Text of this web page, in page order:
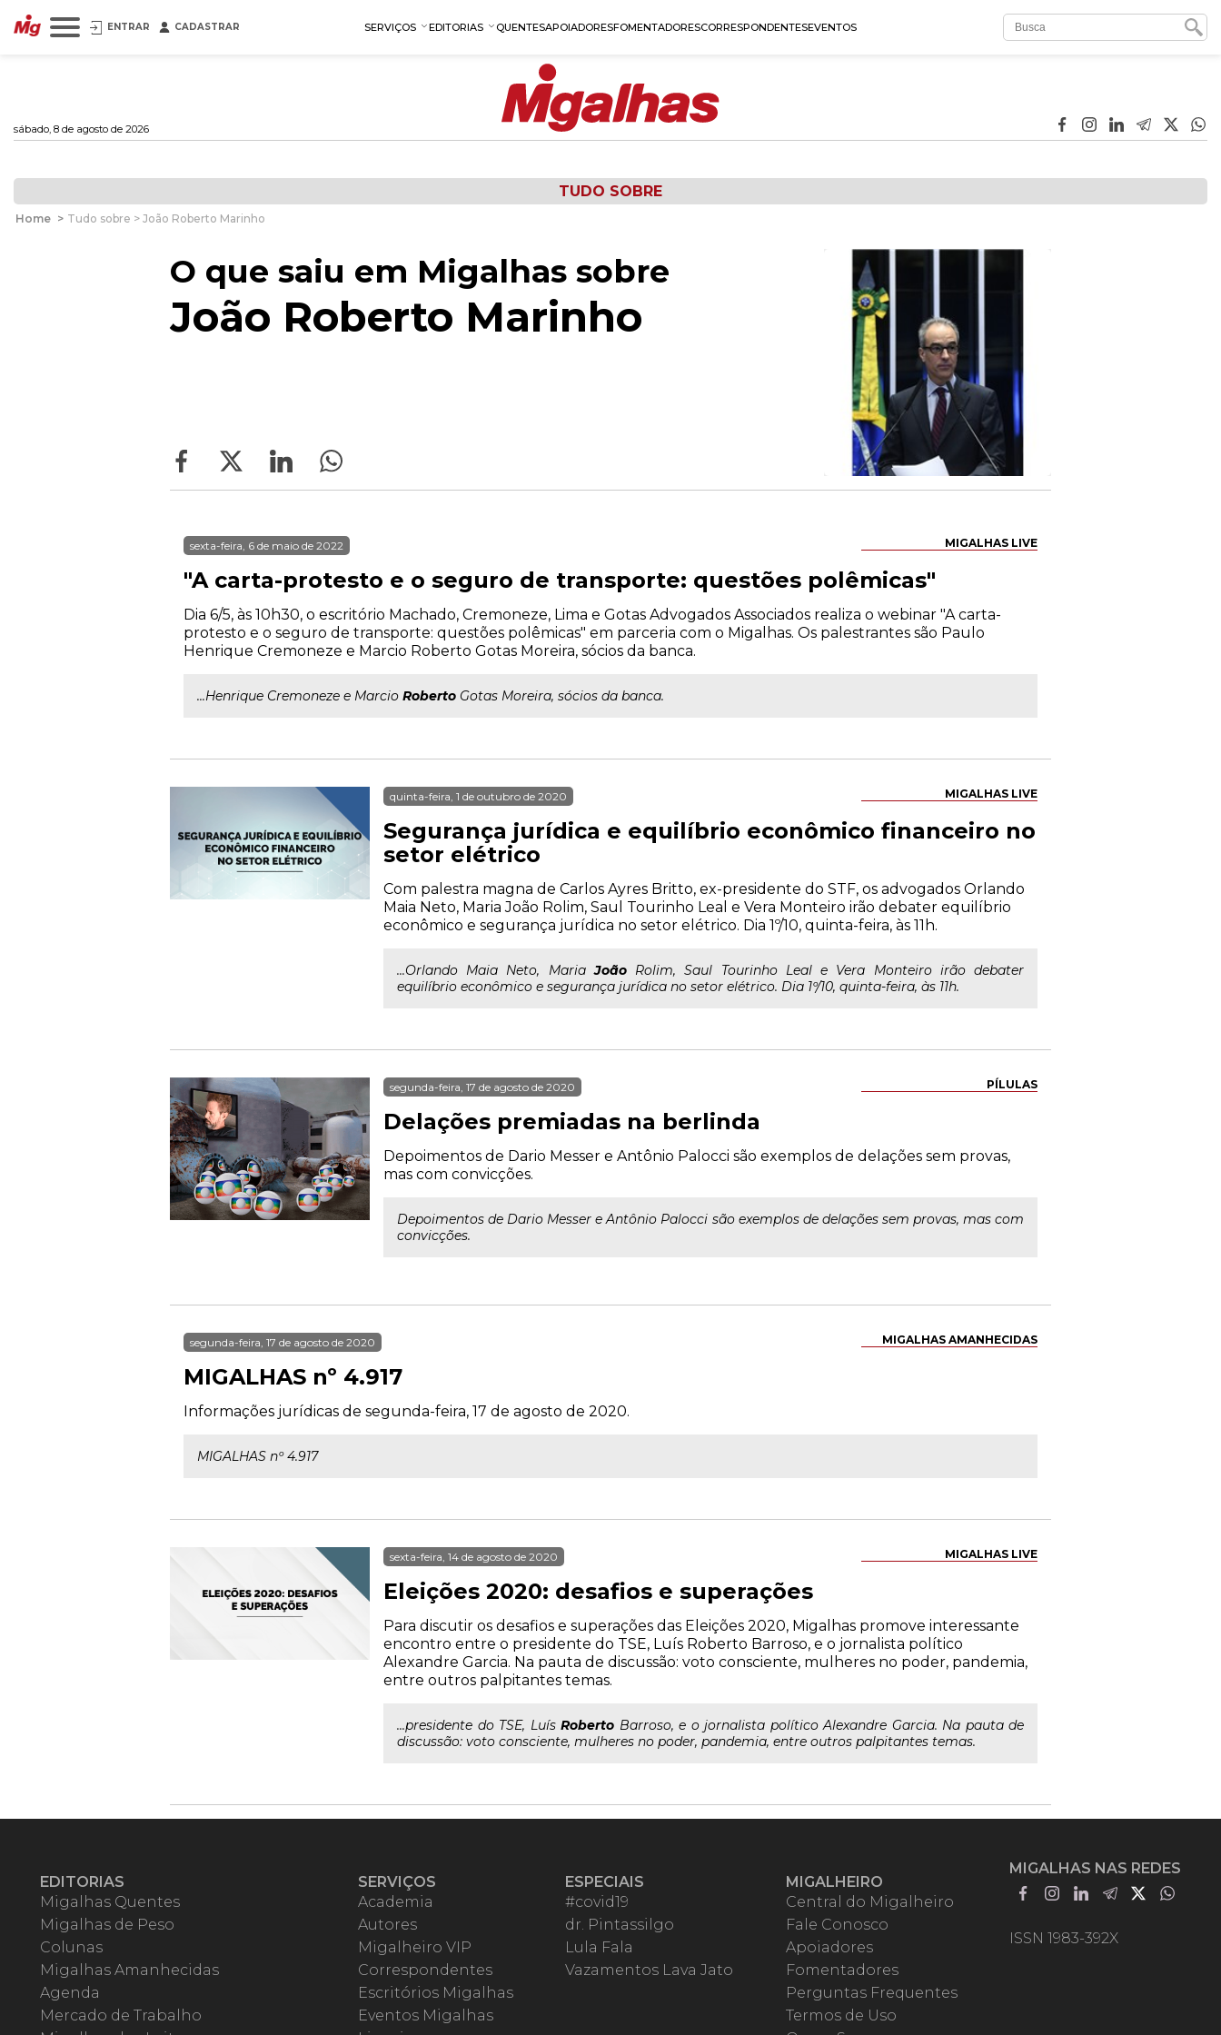
ENTRAR CADASTRAR SERVIÇOS EDITORIAS QUENTESAPOIADORESFOMENTADORESCORRESPONDENTESEVENTOS
sábado, 8 de agosto de 2026
TUDO SOBRE
Home > Tudo sobre > João Roberto Marinho
O que saiu em Migalhas sobre
João Roberto Marinho
MIGALHAS LIVE
sexta-feira, 6 de maio de 2022
"A carta-protesto e o seguro de transporte: questões polêmicas"
Dia 6/5, às 10h30, o escritório Machado, Cremoneze, Lima e Gotas Advogados Associados realiza o webinar "A carta-
protesto e o seguro de transporte: questões polêmicas" em parceria com o Migalhas. Os palestrantes são Paulo
Henrique Cremoneze e Marcio Roberto Gotas Moreira, sócios da banca.
...Henrique Cremoneze e Marcio Roberto Gotas Moreira, sócios da banca.
MIGALHAS LIVE
quinta-feira, 1 de outubro de 2020
Segurança jurídica e equilíbrio econômico financeiro no
setor elétrico
Com palestra magna de Carlos Ayres Britto, ex-presidente do STF, os advogados Orlando
Maia Neto, Maria João Rolim, Saul Tourinho Leal e Vera Monteiro irão debater equilíbrio
econômico e segurança jurídica no setor elétrico. Dia 1º/10, quinta-feira, às 11h.
...Orlando Maia Neto, MariaJoãoRolim, Saul Tourinho Leal e Vera Monteiro irão debater
equilíbrio econômico e segurança jurídica no setor elétrico. Dia 1º/10, quinta-feira, às 11h.
PÍLULAS
segunda-feira, 17 de agosto de 2020
Delações premiadas na berlinda
Depoimentos de Dario Messer e Antônio Palocci são exemplos de delações sem provas,
mas com convicções.
Depoimentos de Dario Messer e Antônio Palocci são exemplos de delações sem provas, mas com
convicções.
MIGALHAS AMANHECIDAS
segunda-feira, 17 de agosto de 2020
MIGALHAS nº 4.917
Informações jurídicas de segunda-feira, 17 de agosto de 2020.
MIGALHAS nº 4.917
MIGALHAS LIVE
sexta-feira, 14 de agosto de 2020
Eleições 2020: desafios e superações
Para discutir os desafios e superações das Eleições 2020, Migalhas promove interessante
encontro entre o presidente do TSE, Luís Roberto Barroso, e o jornalista político
Alexandre Garcia. Na pauta de discussão: voto consciente, mulheres no poder, pandemia,
entre outros palpitantes temas.
...presidente do TSE, Luís Roberto Barroso, e o jornalista político Alexandre Garcia. Na pauta de
discussão: voto consciente, mulheres no poder, pandemia, entre outros palpitantes temas.
EDITORIAS
Migalhas Quentes
Migalhas de Peso
Colunas
Migalhas Amanhecidas
Agenda
Mercado de Trabalho
SERVIÇOS
Academia
Autores
Migalheiro VIP
Correspondentes
Escritórios Migalhas
Eventos Migalhas
ESPECIAIS
#covid19
dr. Pintassilgo
Lula Fala
Vazamentos Lava Jato
MIGALHEIRO
Central do Migalheiro
Fale Conosco
Apoiadores
Fomentadores
Perguntas Frequentes
Termos de Uso
MIGALHAS NAS REDES
ISSN 1983-392X